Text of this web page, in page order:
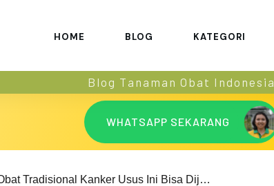
HOME BLOG KATEGORI
Blog Tanaman Obat Indonesia
WHATSAPP SEKARANG
Obat Tradisional Kanker Usus Ini Bisa Dijadikan Alternatif